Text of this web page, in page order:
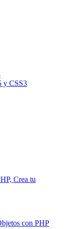
y CSS3
Crea tu
con PHP